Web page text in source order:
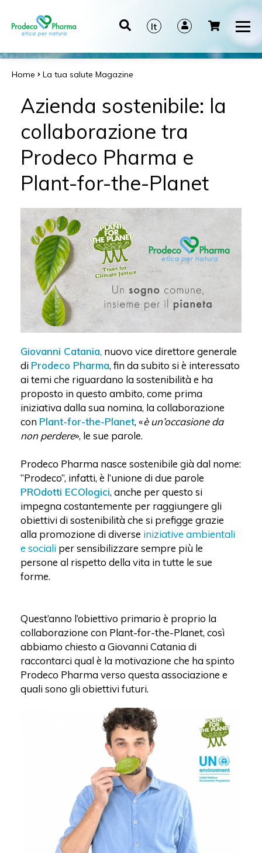
It
Home La tua salute Magazine
Azienda sostenibile: la
collaborazione tra
Prodeco Pharma e
Plant-for-the-Planet
Giovanni Catania, nuovo vice direttore generale
di Prodeco Pharma, fin da subito si è interessato
ai temi che riguardano la sostenibilità e ha
proposto in questo ambito, come prima
iniziativa dalla sua nomina, la collaborazione
con Plant-for-the-Planet, «è un’occasione da
non perdere», le sue parole.
Prodeco Pharma nasce sostenibile già dal nome:
“Prodeco”, infatti, è l’unione di due parole
PROdotti ECOlogici, anche per questo si
impegna costantemente per raggiungere gli
obiettivi di sostenibilità che si prefigge grazie
alla promozione di diverse iniziative ambientali
e sociali per sensibilizzare sempre più le
persone al rispetto della vita in tutte le sue
forme.
Quest’anno l’obiettivo primario è proprio la
collaborazione con Plant-for-the-Planet, così
abbiamo chiesto a Giovanni Catania di
raccontarci qual è la motivazione che ha spinto
Prodeco Pharma verso questa associazione e
quali sono gli obiettivi futuri.